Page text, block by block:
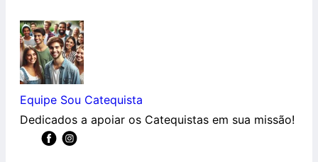
Equipe Sou Catequista
Dedicados a apoiar os Catequistas em sua missão!